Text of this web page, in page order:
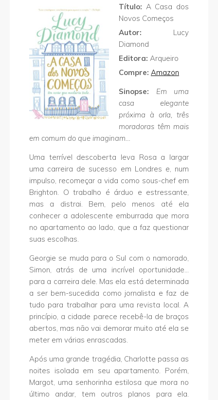
Título: A Casa dos
Novos Começos
Autor: Lucy
Diamond
Editora: Arqueiro
Compre: Amazon
Sinopse: Em uma
casa elegante
próxima à orla, três
moradoras têm mais
em comum do que imaginam…
Uma terrível descoberta leva Rosa a largar
uma carreira de sucesso em Londres e, num
impulso, recomeçar a vida como sous-chef em
Brighton. O trabalho é árduo e estressante,
mas a distrai. Bem, pelo menos até ela
conhecer a adolescente emburrada que mora
no apartamento ao lado, que a faz questionar
suas escolhas.
Georgie se muda para o Sul com o namorado,
Simon, atrás de uma incrível oportunidade…
para a carreira dele. Mas ela está determinada
a ser bem-sucedida como jornalista e faz de
tudo para trabalhar para uma revista local. A
princípio, a cidade parece recebê-la de braços
abertos, mas não vai demorar muito até ela se
meter em várias enrascadas.
Após uma grande tragédia, Charlotte passa as
noites isolada em seu apartamento. Porém,
Margot, uma senhorinha estilosa que mora no
último andar, tem outros planos para ela.